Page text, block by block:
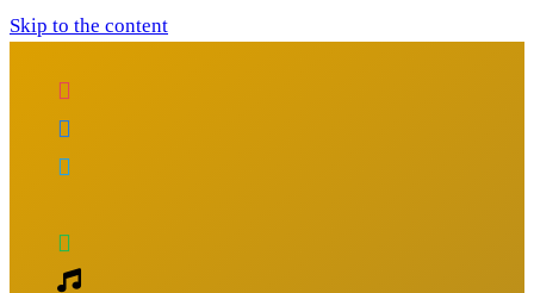
Skip to the content